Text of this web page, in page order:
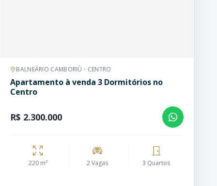
BALNEÁRIO CAMBORIÚ - CENTRO
Apartamento à venda 3 Dormitórios no
Centro
R$ 2.300.000
220 m² 2 Vagas 3 Quartos